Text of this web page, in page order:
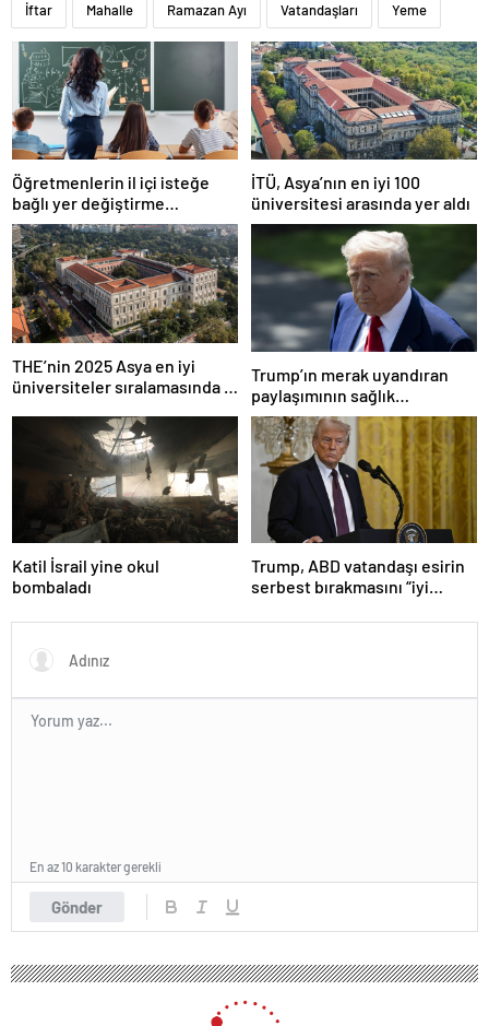
İftar Mahalle Ramazan Ayı Vatandaşları Yeme
Öğretmenlerin il içi isteğe
bağlı yer değiştirme
başvuruları ne zaman?
İTÜ, Asya’nın en iyi 100
üniversitesi arasında yer aldı
THE’nin 2025 Asya en iyi
üniversiteler sıralamasında 4
Trump’ın merak uyandıran
paylaşımının sağlık
sistemiyle ilgili kararname
olduğu anlaşıldı
Katil İsrail yine okul
bombaladı
Trump, ABD vatandaşı esirin
serbest bırakmasını “iyi
olarak değerlendirdi
Gönder
En az 10 karakter gerekli